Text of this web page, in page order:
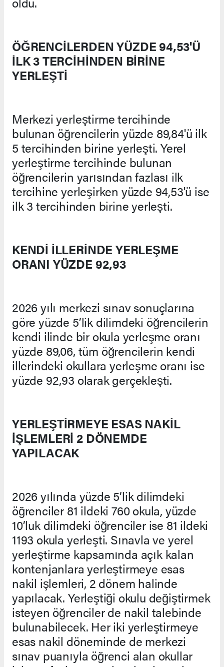
ÖĞRENCİLERDEN YÜZDE 94,53'Ü
İLK 3 TERCİHİNDEN BİRİNE
YERLEŞTİ
Merkezi yerleştirme tercihinde
bulunan öğrencilerin yüzde 89,84'ü ilk
5 tercihinden birine yerleşti. Yerel
yerleştirme tercihinde bulunan
öğrencilerin yarısından fazlası ilk
tercihine yerleşirken yüzde 94,53'ü ise
ilk 3 tercihinden birine yerleşti.
KENDİ İLLERİNDE YERLEŞME
ORANI YÜZDE 92,93
2026 yılı merkezi sınav sonuçlarına
göre yüzde 5’lik dilimdeki öğrencilerin
kendi ilinde bir okula yerleşme oranı
yüzde 89,06, tüm öğrencilerin kendi
illerindeki okullara yerleşme oranı ise
yüzde 92,93 olarak gerçekleşti.
YERLEŞTİRMEYE ESAS NAKİL
İŞLEMLERİ 2 DÖNEMDE
YAPILACAK
2026 yılında yüzde 5’lik dilimdeki
öğrenciler 81 ildeki 760 okula, yüzde
10’luk dilimdeki öğrenciler ise 81 ildeki
1193 okula yerleşti. Sınavla ve yerel
yerleştirme kapsamında açık kalan
kontenjanlara yerleştirmeye esas
nakil işlemleri, 2 dönem halinde
yapılacak. Yerleştiği okulu değiştirmek
isteyen öğrenciler de nakil talebinde
bulunabilecek. Her iki yerleştirmeye
esas nakil döneminde de merkezi
sınav puanıyla öğrenci alan okullar